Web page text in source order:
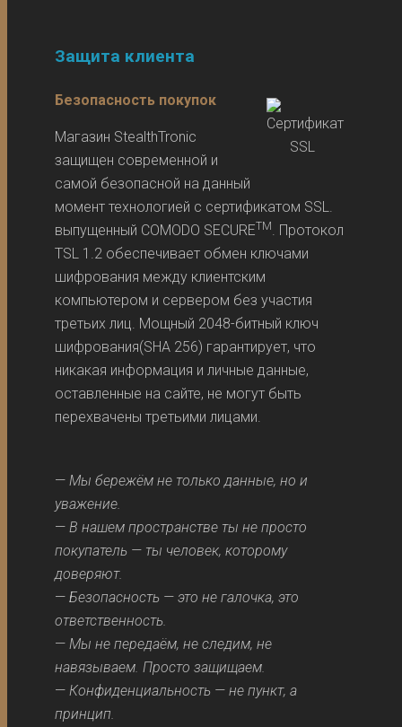
Защита клиента
Безопасность покупок
Магазин StealthTronic
защищен современной и
самой безопасной на данный
момент технологией с сертификатом SSL.
выпущенный COMODO SECURETM
. Протокол
TSL 1.2 обеспечивает обмен ключами
шифрования между клиентским
компьютером и сервером без участия
третьих лиц. Мощный 2048-битный ключ
шифрования(SHA 256) гарантирует, что
никакая информация и личные данные,
оставленные на сайте, не могут быть
перехвачены третьими лицами.
—Мы бережём не только данные, но и
уважение.
—В нашем пространстве ты не просто
покупатель — ты человек, которому
доверяют.
—Безопасность — это не галочка, это
ответственность.
—Мы не передаём, не следим, не
навязываем. Просто защищаем.
— Конфиденциальность — не пункт, а
принцип.